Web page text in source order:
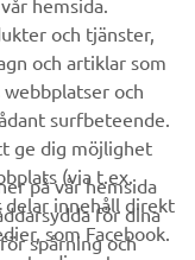
evenemangen,
och tjänster,
och artiklar som
och
surfbeteende.
ge dig möjlighet
(via t.ex.
delar innehåll direkt
som Facebook.
på vår hemsida
för dina
spårning och